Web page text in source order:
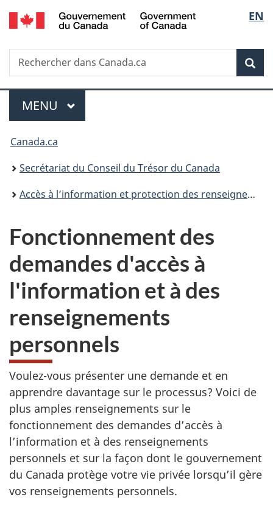
Passer
au
principal
Passer
à
Au
du
Passer
à
version
simplifiée
de
la
EN
Recherche
Rechercher
dans
Menu
MENU PRINCIPAL
Vous
êtes
ici :
Canada.ca
Secrétariat du Conseil du Trésor du Canada
Accès à l’information et protection des renseignements personnels
Fonctionnement des
demandes d'accès à
l'information et à des
renseignements
personnels
Voulez-vous présenter une demande et en
apprendre davantage sur le processus? Voici de
plus amples renseignements sur le
fonctionnement des demandes d’accès à
l’information et à des renseignements
personnels et sur la façon dont le gouvernement
du Canada protège votre vie privée lorsqu’il gère
vos renseignements personnels.